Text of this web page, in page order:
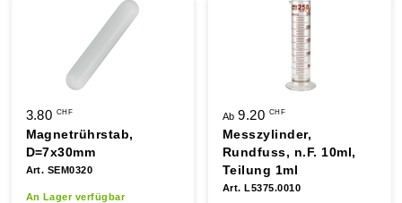
3.80 CHF
Magnetrührstab,
D=7x30mm
Art. SEM0320
An Lager verfügbar
Ab9.20 CHF
Messzylinder,
Rundfuss, n.F. 10ml,
Teilung 1ml
Art. L5375.0010